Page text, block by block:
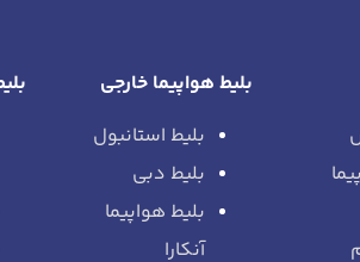
بلیط هواپیما خارجی
بلیط استانبول
بلیط دبی
بلیط هواپیما
آنکارا